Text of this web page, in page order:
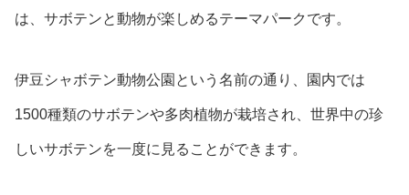
は、サボテンと動物が楽しめるテーマパークです。
伊豆シャボテン動物公園という名前の通り、園内では
1500種類のサボテンや多肉植物が栽培され、世界中の珍
しいサボテンを一度に見ることができます。